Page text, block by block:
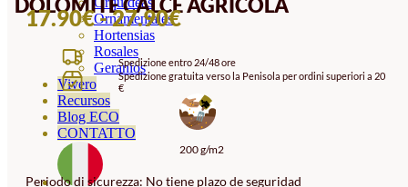
Ornamentales
Hortensias
Rosales
Geranios
Vivero
Recursos
Blog ECO
CONTATTO
17.90€-27.90€FASCIA
PREZZO:
DA
17.90€
A
27.90€
Spedizione entro 24/48 ore
Spedizione gratuita verso la Penisola per ordini superiori a 20
€
200 g/m2
Periodo di sicurezza: No tiene plazo de seguridad